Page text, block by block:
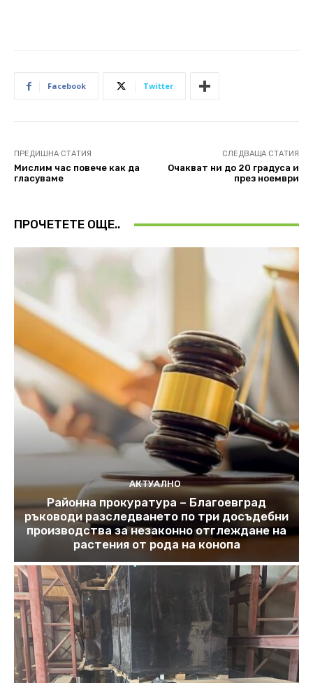
Facebook Twitter
ПРЕДИШНА СТАТИЯ
Мислим час повече как да
гласуваме
СЛЕДВАЩА СТАТИЯ
Очакват ни до 20 градуса и
през ноември
ПРОЧЕТЕТЕ ОЩЕ..
АКТУАЛНО
Районна прокуратура – Благоевград
ръководи разследването по три досъдебни
производства за незаконно отглеждане на
растения от рода на конопа